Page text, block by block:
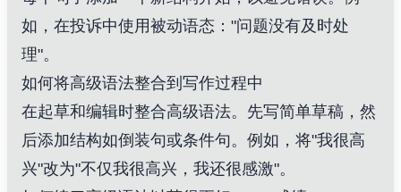
如，在投诉中使用被动语态："问题没有及时处
理"。
如何将高级语法整合到写作过程中
在起草和编辑时整合高级语法。先写简单草稿，然
后添加结构如倒装句或条件句。例如，将"我很高
兴"改为"不仅我很高兴，我还很感激"。